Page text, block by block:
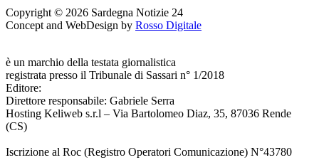
Copyright © 2026 Sardegna Notizie 24
Concept and WebDesign by Rosso Digitale
è un marchio della testata giornalistica
registrata presso il Tribunale di Sassari n° 1/2018
Editore:
Direttore responsabile: Gabriele Serra
Hosting Keliweb s.r.l – Via Bartolomeo Diaz, 35, 87036 Rende
(CS)
Iscrizione al Roc (Registro Operatori Comunicazione) N°43780